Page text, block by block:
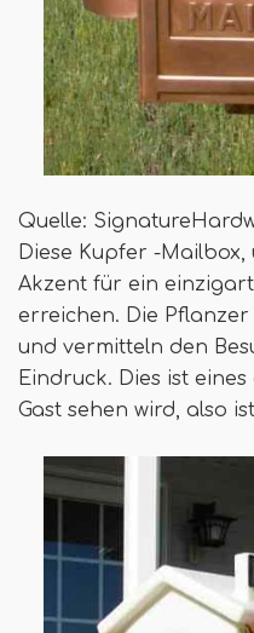
Quelle:
Diese Kupfer -
Akzent für ein
erreichen. Die
und vermitteln den
Eindruck. Dies ist
Gast sehen wird, also